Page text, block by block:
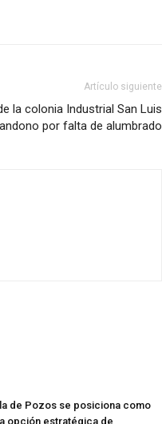
Artículo siguiente
la colonia Industrial San Luis
por falta de alumbrado
de Pozos se posiciona como
opción estratégica de